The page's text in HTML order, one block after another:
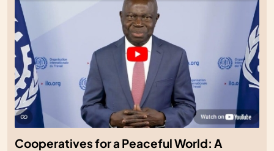
Cooperatives for a Peaceful World: A